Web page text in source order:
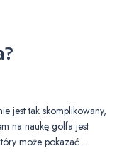
jest tak skomplikowany,
na naukę golfa jest
może pokazać…